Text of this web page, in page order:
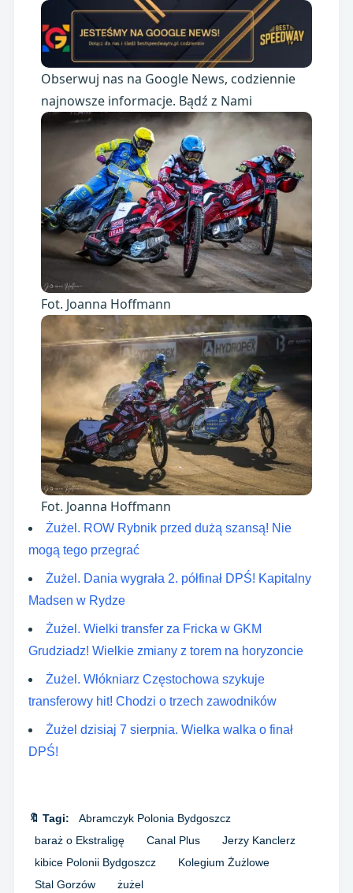
Obserwuj nas na Google News, codziennie
najnowsze informacje. Bądź z Nami
Fot. Joanna Hoffmann
Fot. Joanna Hoffmann
Żużel. ROW Rybnik przed dużą szansą! Nie
mogą tego przegrać
Żużel. Dania wygrała 2. półfinał DPŚ! Kapitalny
Madsen w Rydze
Żużel. Wielki transfer za Fricka w GKM
Grudziadz! Wielkie zmiany z torem na horyzoncie
Żużel. Włókniarz Częstochowa szykuje
transferowy hit! Chodzi o trzech zawodników
Żużel dzisiaj 7 sierpnia. Wielka walka o finał
DPŚ!
🔖 Tagi:
Abramczyk Polonia Bydgoszcz
baraż o Ekstraligę
Canal Plus
Jerzy Kanclerz
kibice Polonii Bydgoszcz
Kolegium Żużlowe
Stal Gorzów
żużel